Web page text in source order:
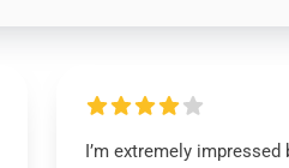
I’m extremely